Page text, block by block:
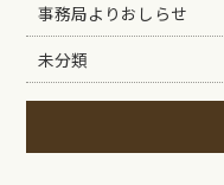
事務局よりおしらせ
未分類